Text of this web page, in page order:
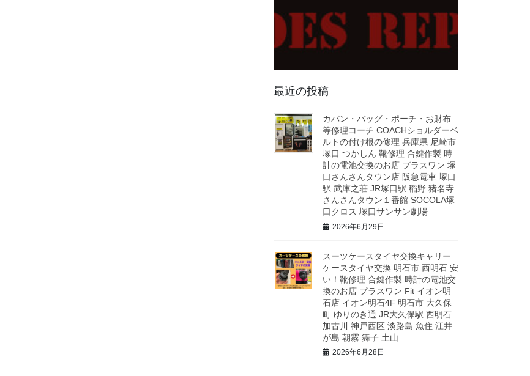
最近の投稿
カバン・バッグ・ポーチ・お財布
等修理コーチ COACHショルダーベ
ルトの付け根の修理 兵庫県 尼崎市
塚口 つかしん 靴修理 合鍵作製 時
計の電池交換のお店 プラスワン 塚
口さんさんタウン店 阪急電車 塚口
駅 武庫之荘 JR塚口駅 稲野 猪名寺
さんさんタウン１番館 SOCOLA塚
口クロス 塚口サンサン劇場
2026年6月29日
スーツケースタイヤ交換キャリー
ケースタイヤ交換 明石市 西明石 安
い！靴修理 合鍵作製 時計の電池交
換のお店 プラスワン Fit イオン明
石店 イオン明石4F 明石市 大久保
町 ゆりのき通 JR大久保駅 西明石
加古川 神戸西区 淡路島 魚住 江井
が島 朝霧 舞子 土山
2026年6月28日